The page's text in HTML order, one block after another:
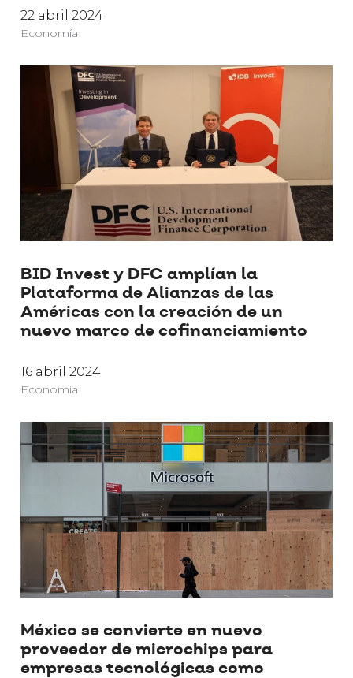
22 abril 2024
Economía
BID Invest y DFC amplían la
Plataforma de Alianzas de las
Américas con la creación de un
nuevo marco de cofinanciamiento
16 abril 2024
Economía
México se convierte en nuevo
proveedor de microchips para
empresas tecnológicas como